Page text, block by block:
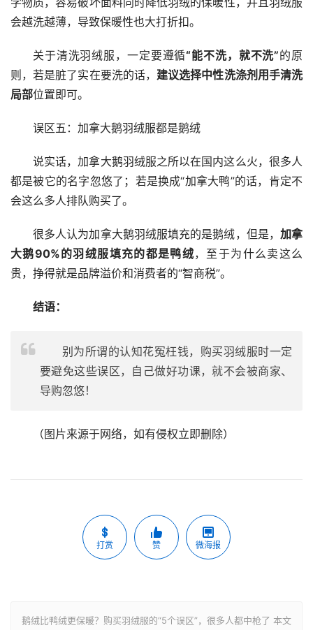
会越洗越薄，导致保暖性也大打折扣。
关于清洗羽绒服，一定要遵循“能不洗，就不洗”的原
则，若是脏了实在要洗的话， 建议选择中性洗涤剂用手清洗
局部位置即可。
误区五：加拿大鹅羽绒服都是鹅绒
说实话，加拿大鹅羽绒服之所以在国内这么火，很多人
都是被它的名字忽悠了；若是换成“加拿大鸭”的话，肯定不
会这么多人排队购买了。
很多人认为加拿大鹅羽绒服填充的是鹅绒，但是， 加拿
大鹅90%的羽绒服填充的都是鸭绒，至于为什么卖这么
贵，挣得就是品牌溢价和消费者的“智商税”。
结语：
别为所谓的认知花冤枉钱，购买羽绒服时一定
要避免这些误区，自己做好功课，就不会被商家、
导购忽悠！
（图片来源于网络，如有侵权立即删除）
打赏 赞 微海报
鹅绒比鸭绒更保暖？购买羽绒服的“5个误区”，很多人都中枪了 本文